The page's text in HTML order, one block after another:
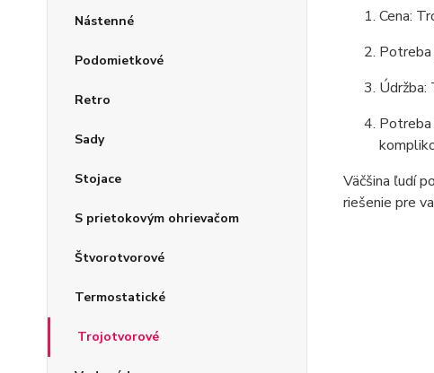
Nástenné
Podomietkové
Retro
Sady
Stojace
S prietokovým ohrievačom
Štvorotvorové
Termostatické
Trojotvorové
Cena:
Potreba
Údržba:
Väčšina ľudí
riešenie pre